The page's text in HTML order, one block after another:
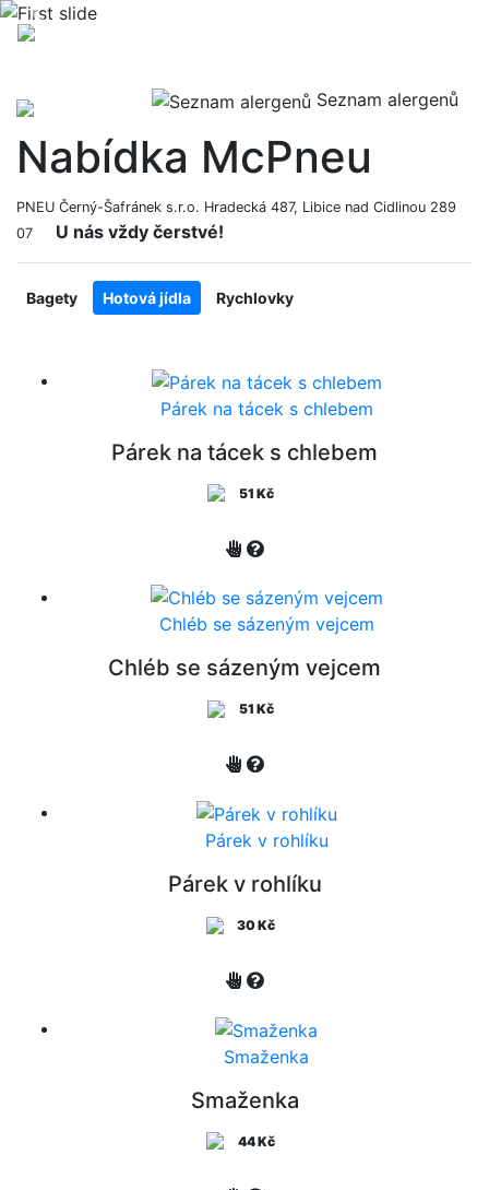
Previous
Seznam alergenů
Nabídka McPneu
PNEU Černý-Šafránek s.r.o. Hradecká 487, Libice nad Cidlinou 289
07
U nás vždy čerstvé!
Bagety Hotová jídla Rychlovky
Párek na tácek s chlebem
Párek na tácek s chlebem
51 Kč
Chléb se sázeným vejcem
Chléb se sázeným vejcem
51 Kč
Párek v rohlíku
Párek v rohlíku
30 Kč
Smaženka
Smaženka
44 Kč